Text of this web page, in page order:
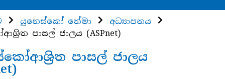
යුනෙස්කෝ තේමා
අධ්‍යාපනය
පාසල් ජාලය (ASPnet)
පාසල් ජාලය